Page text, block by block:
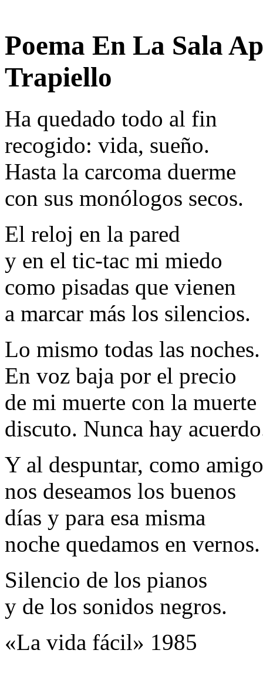
Poema En La Sala
Trapiello
Ha quedado todo al fin
recogido: vida, sueño.
Hasta la carcoma duerme
con sus monólogos secos.
El reloj en la pared
y en el tic-tac mi miedo
como pisadas que vienen
a marcar más los silencios.
Lo mismo todas las noches.
En voz baja por el precio
de mi muerte con la muerte
discuto. Nunca hay
Y al despuntar, como
nos deseamos los buenos
días y para esa misma
noche quedamos en vernos.
Silencio de los pianos
y de los sonidos negros.
«La vida fácil» 1985